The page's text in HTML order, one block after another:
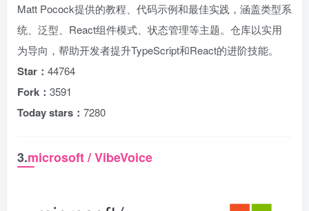
Matt Pocock提供的教程、代码示例和最佳实践，涵盖类型系
统、泛型、React组件模式、状态管理等主题。仓库以实用
为导向，帮助开发者提升TypeScript和React的进阶技能。
Star： 44764
Fork： 3591
Today stars： 7280
3.microsoft / VibeVoice